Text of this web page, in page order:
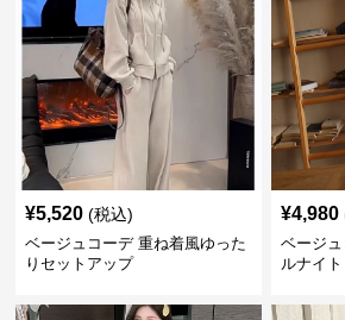
¥5,520 (税込)
ベージュコーデ 重ね着風ゆった
りセットアップ
¥4,980
ベージ
ルナイ